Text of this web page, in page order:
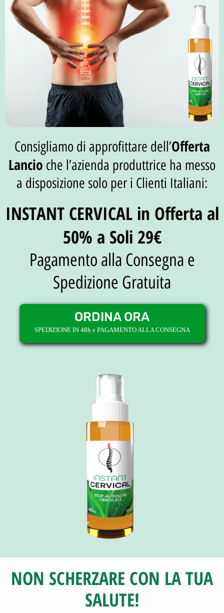
Consigliamo di approfittare dell’Offerta
Lancio che l’azienda produttrice ha messo
a disposizione solo per i Clienti Italiani:
INSTANT CERVICAL in Offerta al
50% a Soli 29€
Pagamento alla Consegna e
Spedizione Gratuita
ORDINA ORA
SPEDIZIONE IN 48h e PAGAMENTO ALLA CONSEGNA
NON SCHERZARE CON LA TUA
SALUTE!